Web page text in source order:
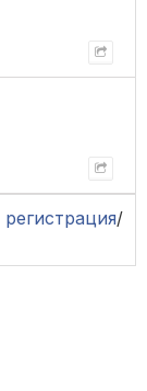
регистрация/